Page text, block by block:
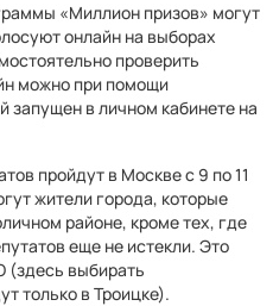
«Миллион призов» могут
онлайн на выборах
проверить
можно при помощи
запущен в личном кабинете на
пройдут в Москве с 9 по 11
жители города, которые
районе, кроме тех, где
еще не истекли. Это
(здесь выбирать
только в Троицке).